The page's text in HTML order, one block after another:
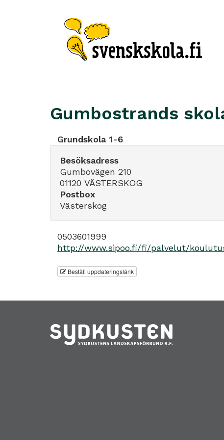
Gumbostrands
Grundskola 1-6
Besöksadress
Gumbovägen 210
01120 VÄSTERSKOG
Postbox
Västerskog
0503601999
http://www.sipoo.fi/fi/palvelut/
Beställ uppdateringslänk